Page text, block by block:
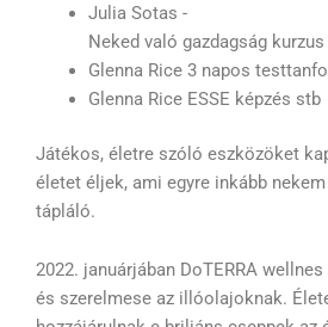
Julia Sotas -
Neked való gazdagság kurzus
Glenna Rice 3 napos
Glenna Rice ESSE képzés stb
Játékos, életre szóló eszközöket
életet éljek, ami egyre inkább
tápláló.
2022. januárjában DoTERRA
és szerelmese az illóolajoknak.